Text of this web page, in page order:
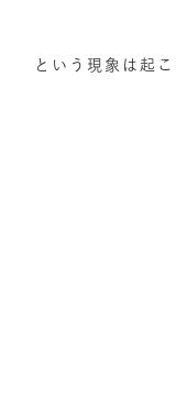
という現象は起こ